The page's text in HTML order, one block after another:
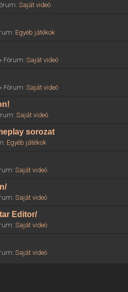
Saját videó
Egyéb játékok
Fórum:Saját videó
Fórum:Saját videó
Saját videó
sorozat
Egyéb játékok
Saját videó
Saját videó
Editor/
Saját videó
Saját videó